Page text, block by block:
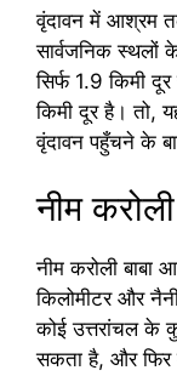
वृंदावन में आश्रम
सार्वजनिक
सिर्फ 1.9 किमी
किमी दूर है। तो,
वृंदावन पहुँचने के
नीम
नीम करोली बाबा
किलोमीटर और
कोई उत्तरांचल के
सकता है, और